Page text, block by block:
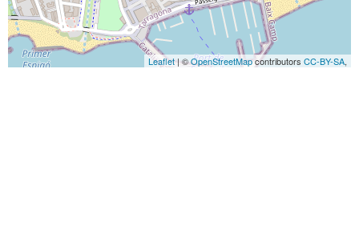
Leaflet| ©OpenStreetMapcontributors CC-BY-SA,